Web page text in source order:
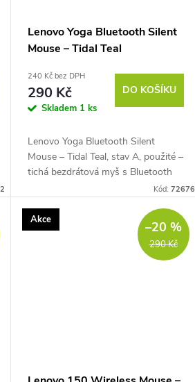
Lenovo Yoga Bluetooth Silent
Mouse – Tidal Teal
240 Kč bez DPH
290 Kč
Skladem 1 ks
DO KOŠÍKU
Lenovo Yoga Bluetooth Silent
Mouse – Tidal Teal, stav A, použité –
tichá bezdrátová myš s Bluetooth
5.3 připojením až ke 3 zařízením, IR
/...
Kód: 72676
Akce
290 Kč
–20 %